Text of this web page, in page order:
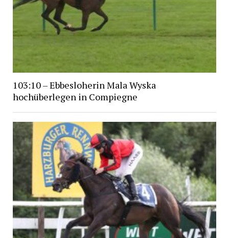
103:10 – Ebbesloherin Mala Wyska
hochüberlegen in Compiegne